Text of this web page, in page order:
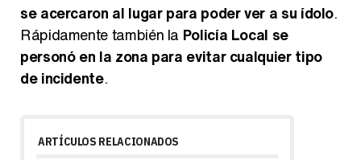
se acercaron al lugar para poder ver a su ídolo.
Rápidamente también la Policía Local se
personó en la zona para evitar cualquier tipo
de incidente.
ARTÍCULOS RELACIONADOS